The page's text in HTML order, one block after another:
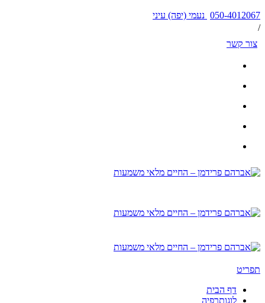
050-4012067 נעמי (יפה) עיני
/
צור קשר
תפריט
דף הבית
לוגותרפיה